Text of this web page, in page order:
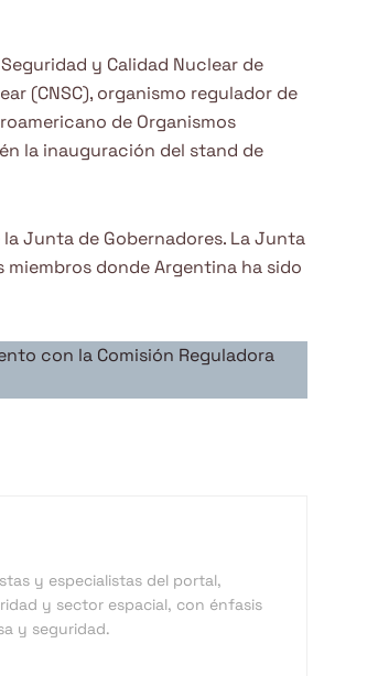
y Calidad Nuclear de
(CNSC), organismo regulador de
de Organismos
la inauguración del stand de
Junta de Gobernadores. La Junta
donde Argentina ha sido
con la Comisión Reguladora
y especialistas del portal,
y sector espacial, con énfasis
y seguridad.